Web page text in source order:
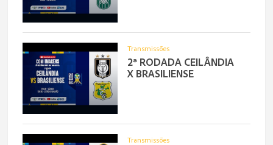
Transmissões
2ª RODADA CEILÂNDIA
X BRASILIENSE
Transmissões